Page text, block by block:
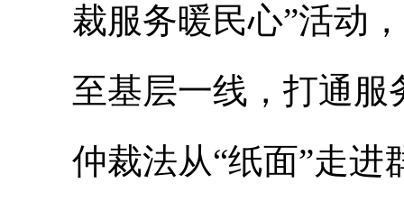
裁服务暖民心”活动
至基层一线，打通服
仲裁法从“纸面”走进